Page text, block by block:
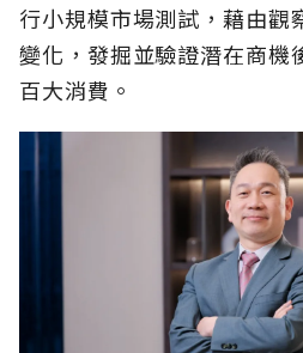
行小規模市場測試，藉由觀
變化，發掘並驗證潛在商機
百大消費。